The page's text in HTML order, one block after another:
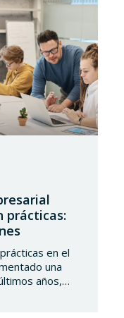
prácticas:
en el
una
años,